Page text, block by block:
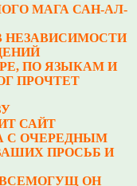
МАГА САН-АЛ-
НЕЗАВИСИМОСТИ
ПО ЯЗЫКАМ И
ПРОЧТЕТ
САЙТ
С ОЧЕРЕДНЫМ
ПРОСЬБ И
ВСЕМОГУЩ ОН